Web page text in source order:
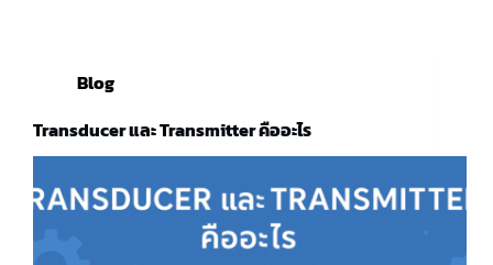
Blog
Transducer และ Transmitter คืออะไร